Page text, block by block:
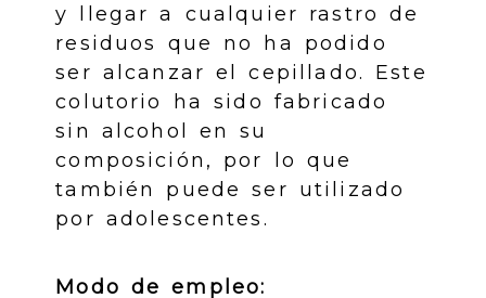
y llegar a cualquier rastro de
residuos que no ha podido
ser alcanzar el cepillado. Este
colutorio ha sido fabricado
sin alcohol en su
composición, por lo que
también puede ser utilizado
por adolescentes.
Modo de empleo: